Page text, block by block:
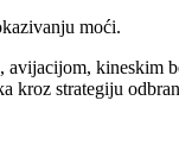
moći.
kineskim
kroz strategiju